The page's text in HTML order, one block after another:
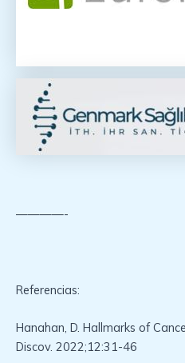
————-
Referencias:
Hanahan, D. Hallmarks of
Discov. 2022;12:31-46